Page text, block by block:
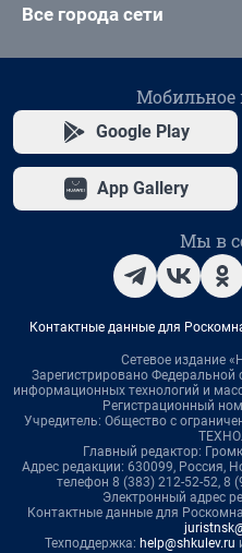
Все города сети
Мобильное
Google Play
App Gallery
Мы в
Контактные данные для
Сетевое издание
Зарегистрировано Федеральной
информационных технологий и
Регистрационный
Учредитель: Общество с
Главный редактор:
Адрес редакции: 630099, Россия,
телефон 8 (383) 212-52-52, 8
Электронный адрес
Контактные данные для
Техподдержка: help@shkulev.ru